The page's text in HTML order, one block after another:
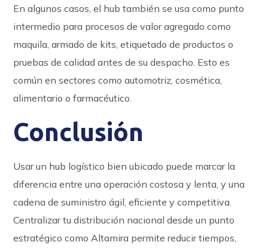
En algunos casos, el hub también se usa como punto
intermedio para procesos de valor agregado como
maquila, armado de kits, etiquetado de productos o
pruebas de calidad antes de su despacho. Esto es
común en sectores como automotriz, cosmética,
alimentario o farmacéutico.
Conclusión
Usar un hub logístico bien ubicado puede marcar la
diferencia entre una operación costosa y lenta, y una
cadena de suministro ágil, eficiente y competitiva.
Centralizar tu distribución nacional desde un punto
estratégico como Altamira permite reducir tiempos,